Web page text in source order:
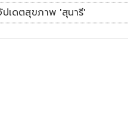
เดตสุขภาพ 'สุนารี'